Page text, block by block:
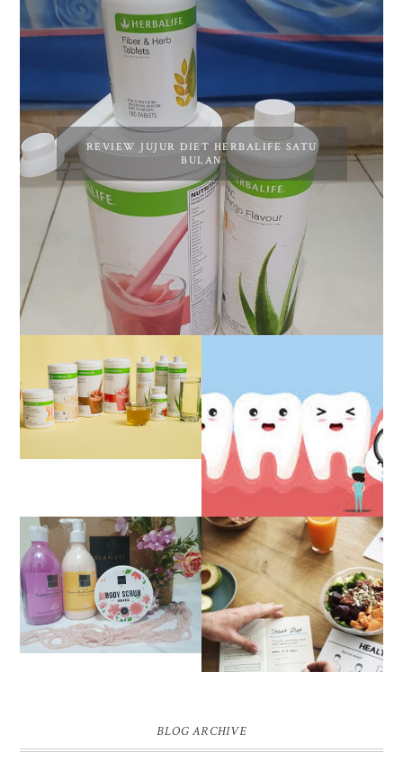
REVIEW JUJUR DIET HERBALIFE SATU
BULAN
REVIEW JUJUR
SETELAH HAMPIR 2
TAHUN BERHENTI DIET
HERBALIFE
PENGALAMAN OPERASI
IMPAKSI GIGI
REVIEW SCARLETT
WHITENING BODY
LOTION, BODY SCRUB
DAN SHOWER SCRUB |
FIRST IMPRESSION
PENGALAMAN DIET
SEHAT TANPA
MENYIKSA HINGGA
BERAT BADAN IDEAL
BLOG ARCHIVE